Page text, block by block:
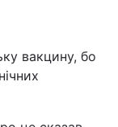
вакцину, бо